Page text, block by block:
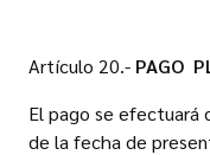
Artículo 20.- PAGO 
El pago se efectuará
de la fecha de